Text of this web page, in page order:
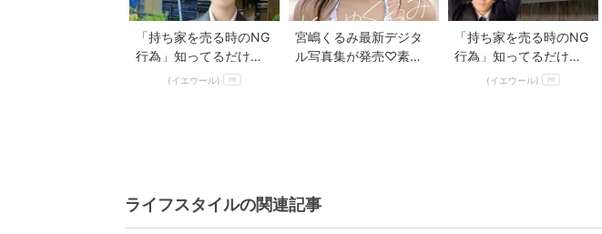
「持ち家を売る時のNG
行為」知ってるだけで
得する事とは
(イエウール) PR
宮嶋くるみ最新デジタ
ル写真集が発売♡素顔
「持ち家を売る時のNG
行為」知ってるだけで
得する事とは
(イエウール) PR
ライフスタイルの関連記事